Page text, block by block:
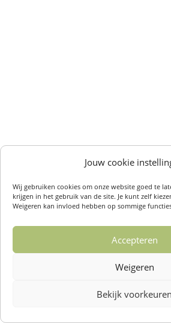
Jouw cookie
Wij gebruiken cookies om onze website goed te
krijgen in het gebruik van de site. Je kunt zelf
Weigeren kan invloed hebben op sommige
Accepteren
Weigeren
Bekijk voorkeuren